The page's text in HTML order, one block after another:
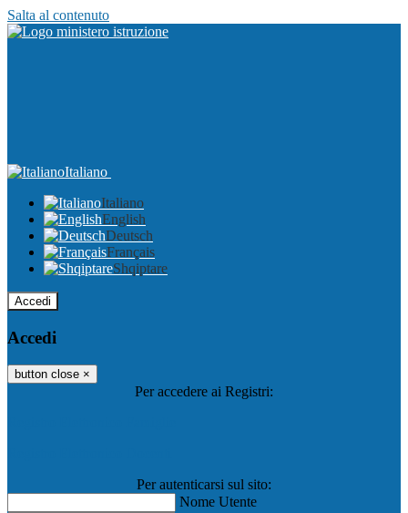
Salta al contenuto
Italiano
Italiano
English
Deutsch
Français
Shqiptare
Accedi
Accedi
button close ×
Per accedere ai Registri:
Per autenticarsi sul sito:
Nome Utente